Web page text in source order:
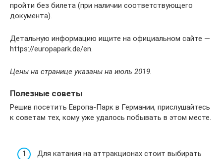
пройти без билета (при наличии соответствующего
документа).
Детальную информацию ищите на официальном сайте —
https://europapark.de/en.
Цены на странице указаны на июль 2019.
Полезные советы
Решив посетить Европа-Парк в Германии, прислушайтесь
к советам тех, кому уже удалось побывать в этом месте.
Для катания на аттракционах стоит выбирать